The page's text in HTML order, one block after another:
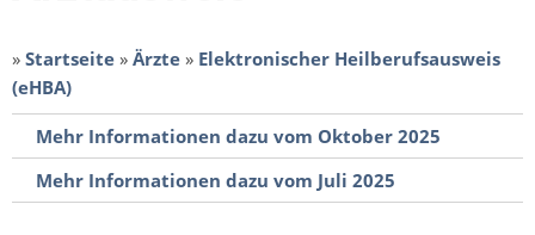
» Startseite » Ärzte » Elektronischer Heilberufsausweis
(eHBA)
Mehr Informationen dazu vom Oktober 2025
Mehr Informationen dazu vom Juli 2025